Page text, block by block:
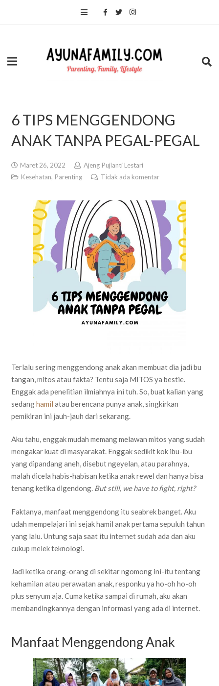
6 TIPS MENGGENDONG
ANAK TANPA PEGAL-PEGAL
Maret 26, 2022
Ajeng Pujianti Lestari
Kesehatan, Parenting Tidak ada komentar
Terlalu sering menggendong anak akan membuat dia jadi bu
tangan, mitos atau fakta? Tentu saja MITOS ya bestie.
Enggak ada penelitian ilmiahnya ini tuh. So, buat kalian yang
sedanghamil atau berencana punya anak, singkirkan
pemikiran ini jauh-jauh dari sekarang.
Aku tahu, enggak mudah memang melawan mitos yang sudah
mengakar kuat di masyarakat. Enggak sedikit kok ibu-ibu
yang dipandang aneh, disebut ngeyelan, atau parahnya,
malah dicela habis-habisan ketika anak rewel dan hanya bisa
tenang ketika digendong. But still, we have to fight, right?
Faktanya, manfaat menggendong itu seabrek banget. Aku
udah mempelajari ini sejak hamil anak pertama sepuluh tahun
yang lalu. Untung saja saat itu internet sudah ada dan aku
cukup melek teknologi.
Jadi ketika orang-orang di sekitar ngomong ini-itu tentang
kehamilan atau perawatan anak, responku ya ho-oh ho-oh
plus senyum aja. Cuma ketika sampai di rumah, aku akan
membandingkannya dengan informasi yang ada di internet.
Manfaat Menggendong Anak